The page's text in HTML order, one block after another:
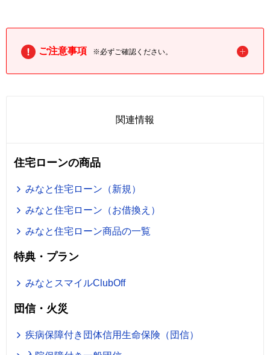
ご注意事項 ※必ずご確認ください。
関連情報
住宅ローンの商品
みなと住宅ローン（新規）
みなと住宅ローン（お借換え）
みなと住宅ローン商品の一覧
特典・プラン
みなとスマイルClubOff
団信・火災
疾病保障付き団体信用生命保険（団信）